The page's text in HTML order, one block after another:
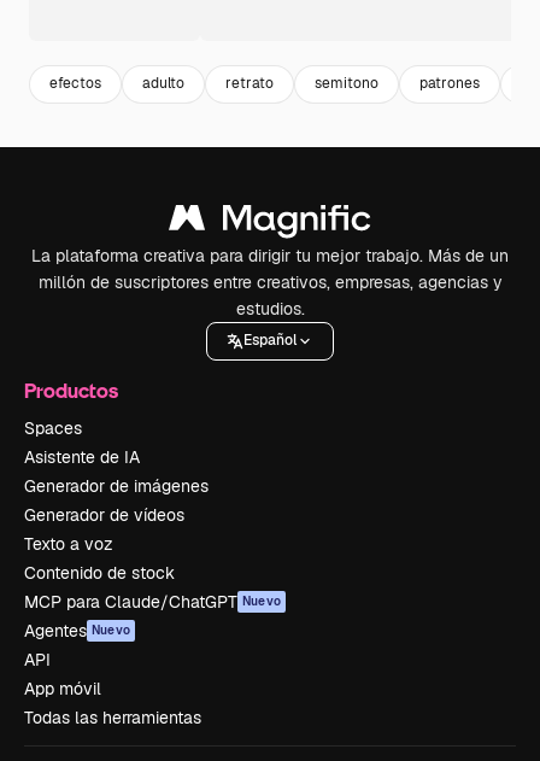
efectos adulto retrato semitono patrones
La plataforma creativa para dirigir tu mejor trabajo. Más de un
millón de suscriptores entre creativos, empresas, agencias y
estudios.
Español
Productos
Spaces
Asistente de IA
Generador de imágenes
Generador de vídeos
Texto a voz
Contenido de stock
MCP para Claude/ChatGPT Nuevo
Agentes Nuevo
API
App móvil
Todas las herramientas